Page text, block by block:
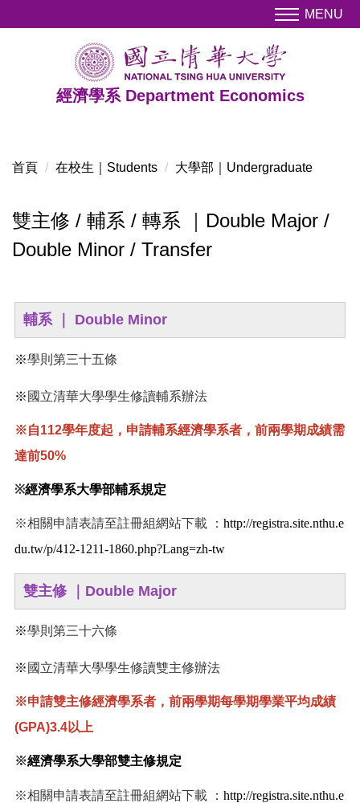
到
經濟學系 Department Economics
MENU
首頁 在校生｜Students 大學部｜Undergraduate
雙主修 / 輔系 / 轉系 ｜Double Major /
Double Minor / Transfer
輔系 ｜ Double Minor
※學則第三十五條
※ 國立清華大學學生修讀輔系辦法
※自112學年度起，申請輔系經濟學系者，前兩學期成績需
達前50%
※經濟學系大學部輔系規定
※相關申請表請至註冊組網站下載 ： http://registra.site.nthu.e
du.tw/p/412-1211-1860.php?Lang=zh-tw
雙主修 ｜Double Major
※學則第三十六條
※ 國立清華大學學生修讀雙主修辦法
※申請雙主修經濟學系者，前兩學期每學期學業平均成績
(GPA)3.4以上
※經濟學系大學部雙主修規定
※相關申請表請至註冊組網站下載 ： http://registra.site.nthu.e